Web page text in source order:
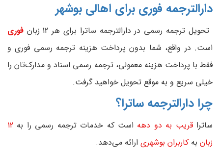
دارالترجمه فوری برای اهالی بوشهر
تحویل ترجمه رسمی در دارالترجمه ساترا برای هر 12 زبان
فوری
است. در واقع، شما بدون پرداخت هزینه ترجمه رسمی فوری و
فقط با پرداخت هزینه معمولی، ترجمه رسمی اسناد و مدارک‌تان را
خیلی سریع و به موقع تحویل خواهید گرفت.
چرا دارالترجمه ساترا؟
ساترا قریب به دو دهه است که خدمات ترجمه رسمی را به 12
زبان به کاربران بوشهری ارائه می‌دهد.